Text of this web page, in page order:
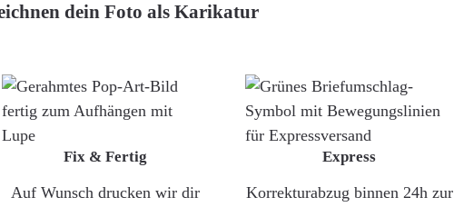
dein Foto als Karikatur
Fix & Fertig
Auf Wunsch drucken wir dir
Express
Korrekturabzug binnen 24h zur